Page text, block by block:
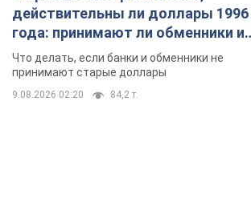
действительны ли доллары 1996
года: принимают ли обменники и
банки такие купюры
Что делать, если банки и обменники не
принимают старые доллары
9.08.2026 02:20 84,2 т.